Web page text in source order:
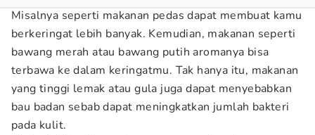
Misalnya seperti makanan pedas dapat membuat kamu
berkeringat lebih banyak. Kemudian, makanan seperti
bawang merah atau bawang putih aromanya bisa
terbawa ke dalam keringatmu. Tak hanya itu, makanan
yang tinggi lemak atau gula juga dapat menyebabkan
bau badan sebab dapat meningkatkan jumlah bakteri
pada kulit.